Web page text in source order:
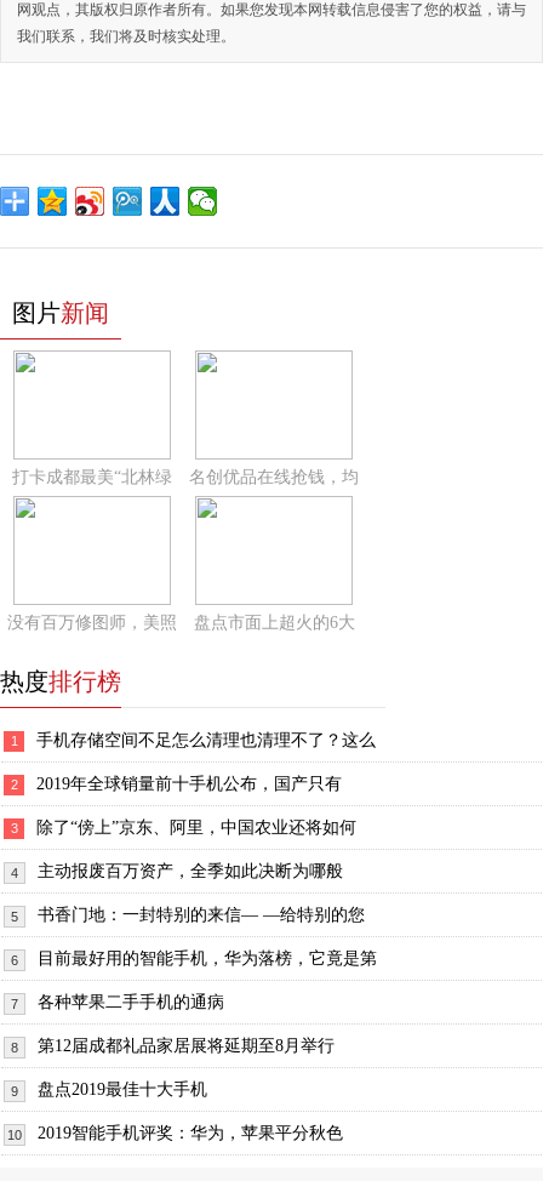
网观点，其版权归原作者所有。如果您发现本网转载信息侵害了您的权益，请与
我们联系，我们将及时核实处理。
图片新闻
打卡成都最美“北林绿 名创优品在线抢钱，均
没有百万修图师，美照 盘点市面上超火的6大
热度排行榜
1 手机存储空间不足怎么清理也清理不了？这么
2 2019年全球销量前十手机公布，国产只有
3 除了“傍上”京东、阿里，中国农业还将如何
4 主动报废百万资产，全季如此决断为哪般
5 书香门地：一封特别的来信— —给特别的您
6 目前最好用的智能手机，华为落榜，它竟是第
7 各种苹果二手手机的通病
8 第12届成都礼品家居展将延期至8月举行
9 盘点2019最佳十大手机
10 2019智能手机评奖：华为，苹果平分秋色